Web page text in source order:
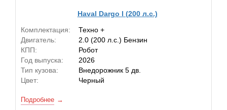
Haval Dargo I (200 л.с.)
Комплектация:
Техно +
Двигатель:
2.0 (200 л.с.) Бензин
КПП:
Робот
Год выпуска:
2026
Тип кузова:
Внедорожник 5 дв.
Цвет:
Черный
Подробнее